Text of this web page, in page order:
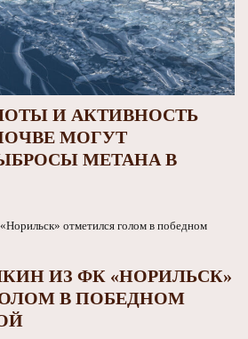
И АКТИВНОСТЬ
МОГУТ
МЕТАНА В
ИЗ ФК «НОРИЛЬСК»
В ПОБЕДНОМ